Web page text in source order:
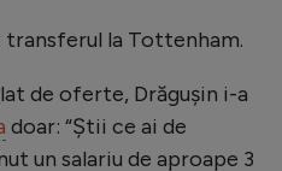
transferul la Tottenham.
de oferte, Drăgușin i-a
doar: “Știi ce ai de
un salariu de aproape 3